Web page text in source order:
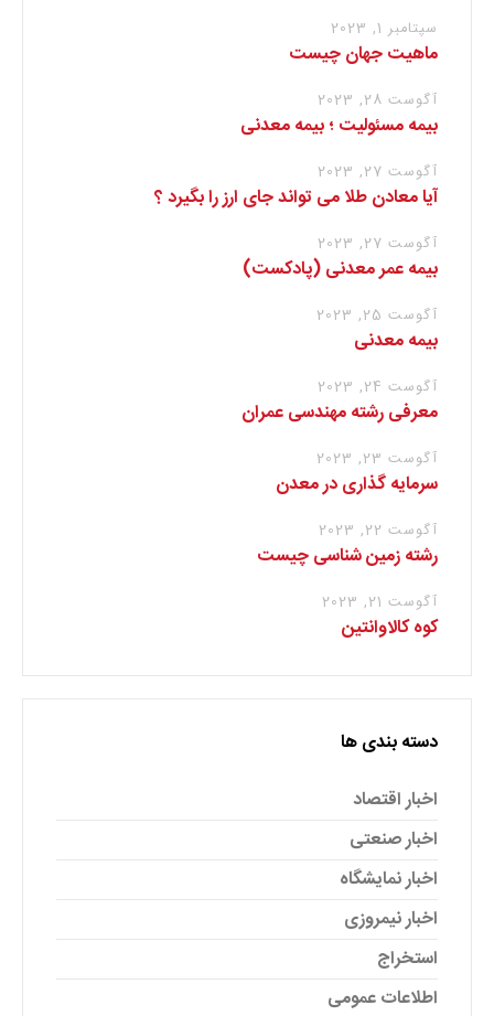
سپتامبر 1, 2023
ماهیت جهان چیست
آگوست 28, 2023
بیمه مسئولیت ؛ بیمه معدنی
آگوست 27, 2023
آیا معادن طلا می تواند جای ارز را بگیرد ؟
آگوست 27, 2023
بیمه عمر معدنی (پادکست)
آگوست 25, 2023
بیمه معدنی
آگوست 24, 2023
معرفی رشته مهندسی عمران
آگوست 23, 2023
سرمایه گذاری در معدن
آگوست 22, 2023
رشته زمین شناسی چیست
آگوست 21, 2023
کوه کالاوانتین
دسته بندی ها
اخبار اقتصاد
اخبار صنعتی
اخبار نمایشگاه
اخبار نیمروزی
استخراج
اطلاعات عمومی